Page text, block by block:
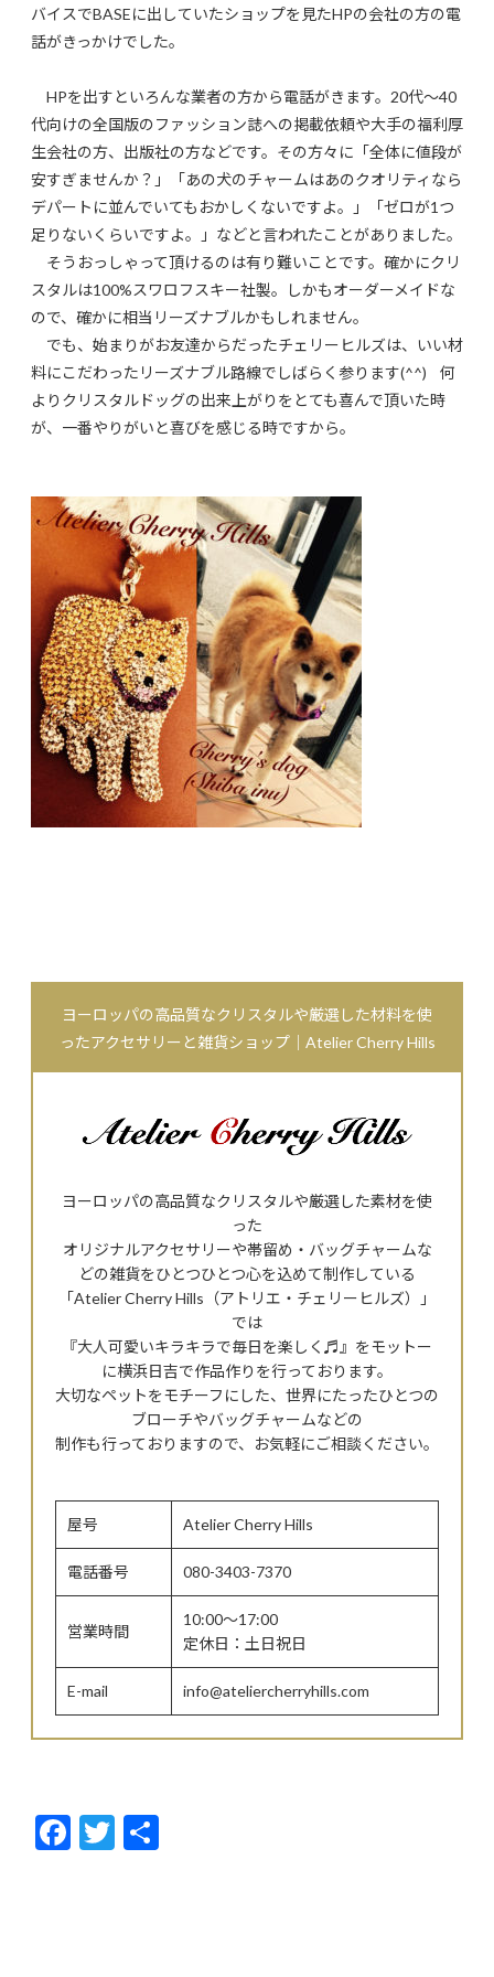
バイスでBASEに出していたショップを見たHPの会社の方の電
話がきっかけでした。
HPを出すといろんな業者の方から電話がきます。20代〜40
代向けの全国版のファッション誌への掲載依頼や大手の福利厚
生会社の方、出版社の方などです。その方々に「全体に値段が
安すぎませんか？」「あの犬のチャームはあのクオリティなら
デパートに並んでいてもおかしくないですよ。」「ゼロが1つ
足りないくらいですよ。」などと言われたことがありました。
そうおっしゃって頂けるのは有り難いことです。確かにクリ
スタルは100%スワロフスキー社製。しかもオーダーメイドな
ので、確かに相当リーズナブルかもしれません。
でも、始まりがお友達からだったチェリーヒルズは、いい材
料にこだわったリーズナブル路線でしばらく参ります(^^) 何
よりクリスタルドッグの出来上がりをとても喜んで頂いた時
が、一番やりがいと喜びを感じる時ですから。
ヨーロッパの高品質なクリスタルや厳選した材料を使
ったアクセサリーと雑貨ショップ｜Atelier Cherry Hills
ヨーロッパの高品質なクリスタルや厳選した素材を使
った
オリジナルアクセサリーや帯留め・バッグチャームな
どの雑貨をひとつひとつ心を込めて制作している
「Atelier Cherry Hills（アトリエ・チェリーヒルズ）」
では
『大人可愛いキラキラで毎日を楽しく♬』をモットー
に横浜日吉で作品作りを行っております。
大切なペットをモチーフにした、世界にたったひとつの
ブローチやバッグチャームなどの
制作も行っておりますので、お気軽にご相談ください。
屋号 Atelier Cherry Hills
電話番号 080-3403-7370
営業時間
10:00～17:00
定休日：土日祝日
E-mail info@ateliercherryhills.com
F
T